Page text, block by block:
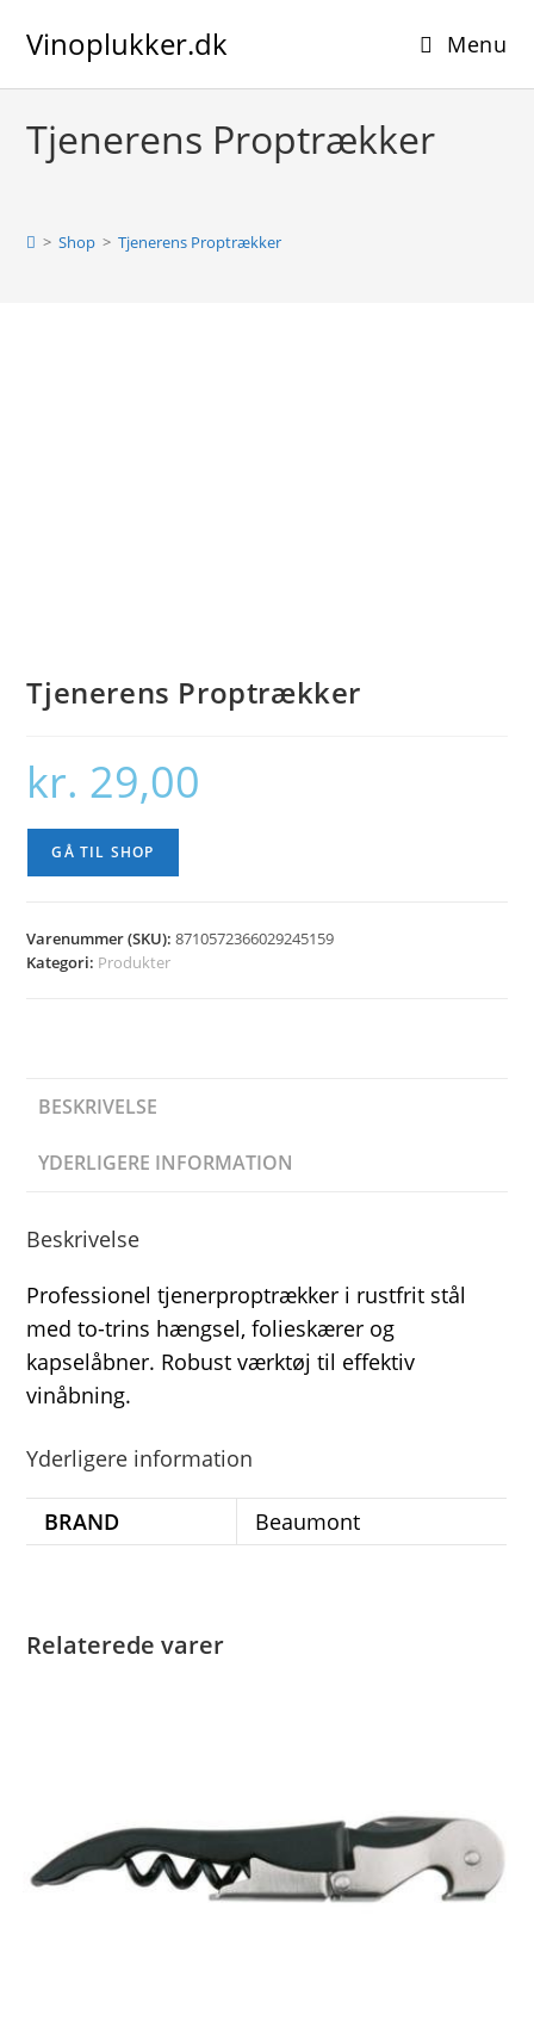
Vinoplukker.dk Menu
Tjenerens Proptrækker
> Shop > Tjenerens Proptrækker
Tjenerens Proptrækker
kr. 29,00
GÅ TIL SHOP
Varenummer (SKU):8710572366029245159
Kategori: Produkter
BESKRIVELSE
YDERLIGERE INFORMATION
Beskrivelse
Professionel tjenerproptrækker i rustfrit stål
med to-trins hængsel, folieskærer og
kapselåbner. Robust værktøj til effektiv
vinåbning.
Yderligere information
BRAND Beaumont
Relaterede varer